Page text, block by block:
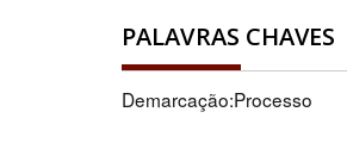
PALAVRAS CHAVES
Demarcação:Processo